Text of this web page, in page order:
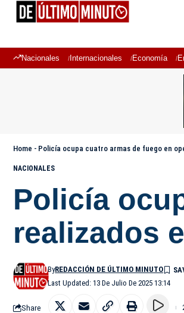
Nacionales Internacionales Economía
Home - Policía ocupa cuatro armas de fuego en
NACIONALES
Policía
realizados
Last Updated: 13 De Julio De 2025 13:14
ByREDACCIÓN DE ÚLTIMO MINUTO
Share